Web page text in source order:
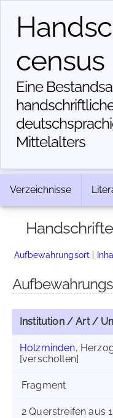
census
Eine
Mittelalters
Verzeichnisse
Aufbewahrungsort |
Institution / Art /
Holzminden,
[verschollen]
Fragment
2 Querstreifen aus